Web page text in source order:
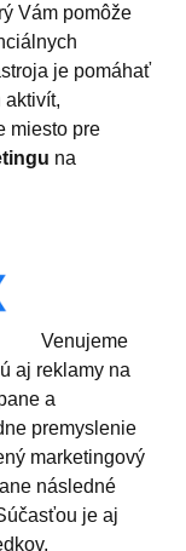
Vám pomôže
je pomáhať
aktivít,
miesto pre
na
Venujeme
aj reklamy na
a
premyslenie
marketingový
následné
je aj